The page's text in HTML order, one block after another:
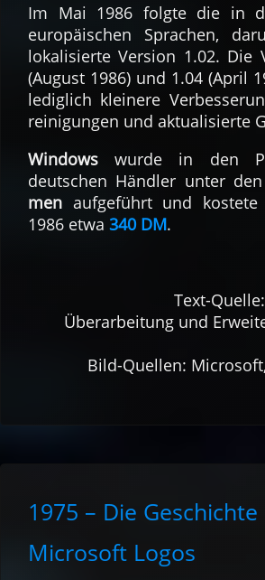
Im Mai 1986 folgte die in
euro­päischen Sprachen,
loka­lisierte Version 1.02. Die
(August 1986) und 1.04 (April
ledig­lich klei­nere
rei­ni­gungen und ak­tuali­sierte
Windows wurde in den
deutschen Händ­ler unter den
men auf­ge­führt und
1986 etwa 340 DM.
Text-
Über­arbei­tung und
Bild-Quellen:
1975 – Die Geschichte
Microsoft Logos